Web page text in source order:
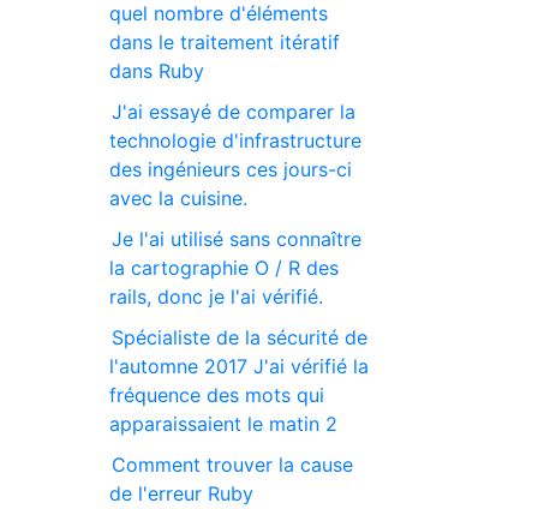
quel nombre d'éléments
dans le traitement itératif
dans Ruby
J'ai essayé de comparer la
technologie d'infrastructure
des ingénieurs ces jours-ci
avec la cuisine.
Je l'ai utilisé sans connaître
la cartographie O / R des
rails, donc je l'ai vérifié.
Spécialiste de la sécurité de
l'automne 2017 J'ai vérifié la
fréquence des mots qui
apparaissaient le matin 2
Comment trouver la cause
de l'erreur Ruby